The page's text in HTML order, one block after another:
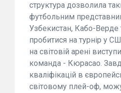
структура дозволила
футбольним
Узбекистан, Кабо-Верде
пробитися на турнір у
на світовій арені
команда - Кюрасао.
кваліфікацій в
світовому плей-оф,